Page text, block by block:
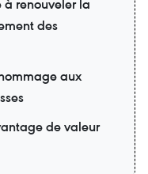
à renouveler la
des
aux
de valeur